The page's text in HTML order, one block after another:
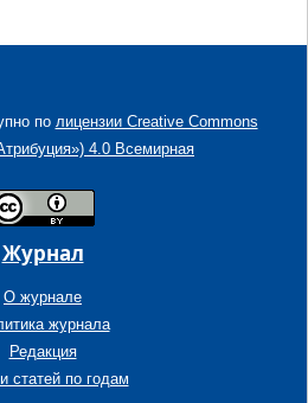
по лицензии Creative Commons
4.0 Всемирная
Журнал
О журнале
журнала
Редакция
статей по годам